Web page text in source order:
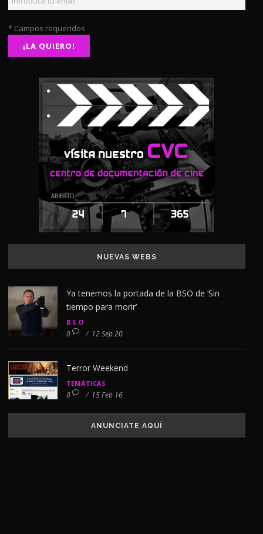
* Campos requeridos
NUEVAS WEBS
Ya tenemos la portada de la BSO de ‘Sin
tiempo para morir’
B.S.O
0 / 12 Sep 20
Terror Weekend
TEMÁTICAS
0 / 15 Feb 16
ANUNCIATE AQUÍ